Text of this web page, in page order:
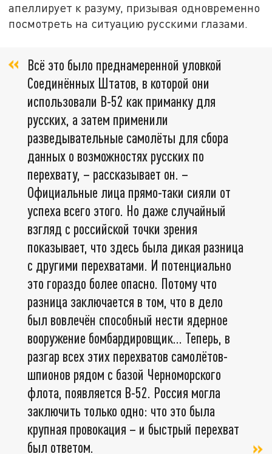
апеллирует к разуму, призывая одновременно
посмотреть на ситуацию русскими глазами.
Всё это было преднамеренной уловкой
Соединённых Штатов, в которой они
использовали В-52 как приманку для
русских, а затем применили
разведывательные самолёты для сбора
данных о возможностях русских по
перехвату, – рассказывает он. –
Официальные лица прямо-таки сияли от
успеха всего этого. Но даже случайный
взгляд с российской точки зрения
показывает, что здесь была дикая разница
с другими перехватами. И потенциально
это гораздо более опасно. Потому что
разница заключается в том, что в дело
был вовлечён способный нести ядерное
вооружение бомбардировщик… Теперь, в
разгар всех этих перехватов самолётов-
шпионов рядом с базой Черноморского
флота, появляется B-52. Россия могла
заключить только одно: что это была
крупная провокация – и быстрый перехват
был ответом.